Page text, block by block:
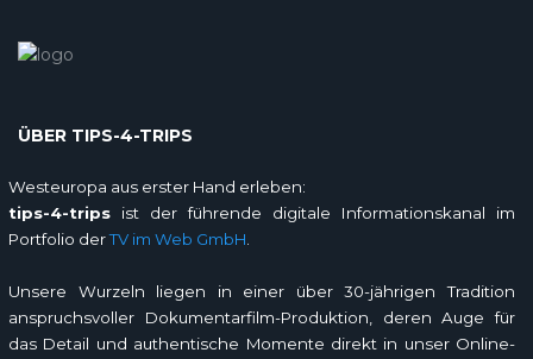
ÜBER TIPS-4-TRIPS
Westeuropa aus erster Hand erleben:
tips-4-trips ist der führende digitale Informationskanal im
Portfolio derTV im Web GmbH
Unsere Wurzeln liegen in einer über 30-jährigen Tradition
anspruchsvoller Dokumentarfilm-Produktion, deren Auge für
das Detail und authentische Momente direkt in unser Online-